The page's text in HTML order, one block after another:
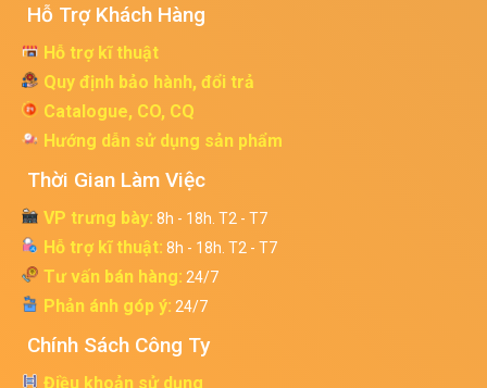
Hỗ Trợ Khách Hàng
Hỗ trợ kĩ thuật
Quy định bảo hành, đổi trả
Catalogue, CO, CQ
Hướng dẫn sử dụng sản phẩm
Thời Gian Làm Việc
VP trưng bày: 8h - 18h. T2 - T7
Hỗ trợ kĩ thuật: 8h - 18h. T2 - T7
Tư vấn bán hàng: 24/7
Phản ánh góp ý: 24/7
Chính Sách Công Ty
Điều khoản sử dụng